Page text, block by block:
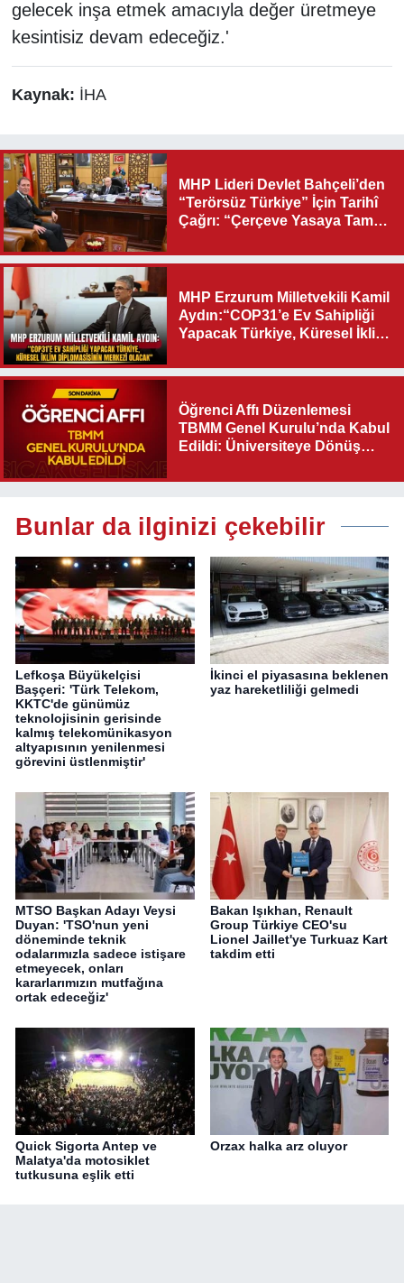
gelecek inşa etmek amacıyla değer üretmeye
kesintisiz devam edeceğiz.'
Kaynak: İHA
MHP Lideri Devlet Bahçeli’den
“Terörsüz Türkiye” İçin Tarihî
Çağrı: “Çerçeve Yasaya Tam
MHP Erzurum Milletvekili Kamil
Aydın:“COP31’e Ev Sahipliği
Yapacak Türkiye, Küresel İklim
Olacak"
Öğrenci Affı Düzenlemesi
TBMM Genel Kurulu’nda Kabul
Edildi: Üniversiteye Dönüş
Bunlar da ilginizi çekebilir
Lefkoşa Büyükelçisi
Başçeri: 'Türk Telekom,
KKTC'de günümüz
teknolojisinin gerisinde
kalmış telekomünikasyon
altyapısının yenilenmesi
görevini üstlenmiştir'
İkinci el piyasasına beklenen
yaz hareketliliği gelmedi
MTSO Başkan Adayı Veysi
Duyan: 'TSO'nun yeni
döneminde teknik
odalarımızla sadece istişare
etmeyecek, onları
kararlarımızın mutfağına
ortak edeceğiz'
Bakan Işıkhan, Renault
Group Türkiye CEO'su
Lionel Jaillet'ye Turkuaz Kart
takdim etti
Quick Sigorta Antep ve
Malatya'da motosiklet
tutkusuna eşlik etti
Orzax halka arz oluyor